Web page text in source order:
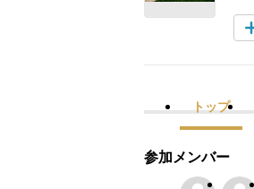
トップ
参加メンバー